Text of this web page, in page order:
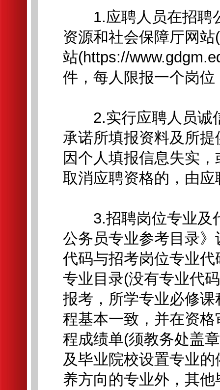
1.应聘人员在招聘
资源和社会保障厅网
站(https://
件，每人限报一个岗
2.实行应聘人员诚
承诺所填报资料及所
因个人填报信息失实
取消应聘资格的，由
3.招聘岗位专业及
公务员专业参考目录
代码与招考岗位专业
专业目录(没有专业代
报考，所学专业必修
程基本一致，并在资
程成绩单(须教务处盖
及毕业院校设置专业
养方向的专业外，其